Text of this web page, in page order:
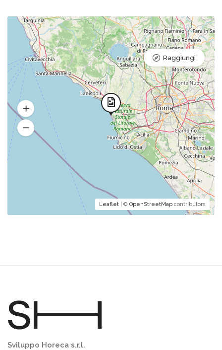
Leaflet | © OpenStreetMap contributors
Raggiungi
Sviluppo Horeca s.r.l.